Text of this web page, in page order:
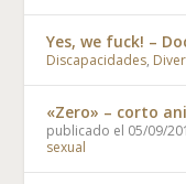
Yes, we fuck! –
Discapacidades,
«Zero» – corto
publicado el 05/09/
sexual